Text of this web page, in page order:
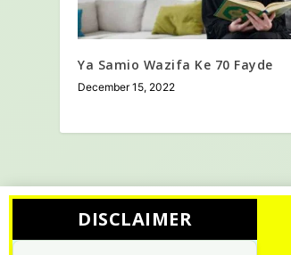
Ya Samio Wazifa Ke 70 Fayde
December 15, 2022
DISCLAIMER